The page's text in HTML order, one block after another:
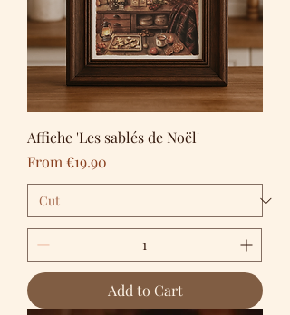
Affiche 'Les sablés de Noël'
From €19.90
Sale Price
Add to Cart